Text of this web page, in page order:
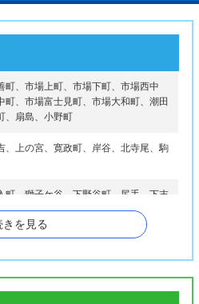
町、市場上町、市場下町、市場西中
町、市場富士見町、市場大和町、潮田
、扇島、小野町
、上の宮、寛政町、岸谷、北寺尾、駒
町、獅子ケ谷、下野谷町、尻手、下末
菅沢町、諏訪坂
ふ頭、大東町、佃野町、鶴見、鶴見中
きを見る